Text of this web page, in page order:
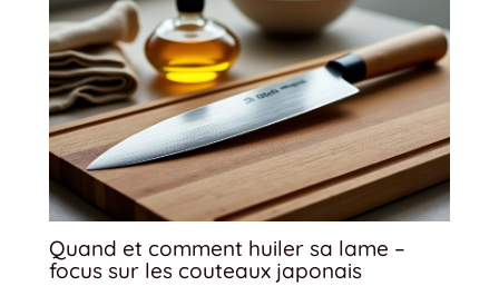
Quand et comment huiler sa lame –
focus sur les couteaux japonais